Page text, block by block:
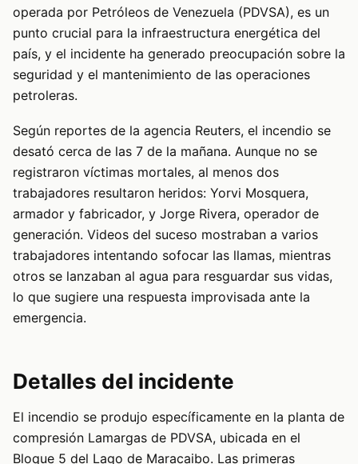
operada por Petróleos de Venezuela (PDVSA), es un
punto crucial para la infraestructura energética del
país, y el incidente ha generado preocupación sobre la
seguridad y el mantenimiento de las operaciones
petroleras.
Según reportes de la agencia Reuters, el incendio se
desató cerca de las 7 de la mañana. Aunque no se
registraron víctimas mortales, al menos dos
trabajadores resultaron heridos: Yorvi Mosquera,
armador y fabricador, y Jorge Rivera, operador de
generación. Videos del suceso mostraban a varios
trabajadores intentando sofocar las llamas, mientras
otros se lanzaban al agua para resguardar sus vidas,
lo que sugiere una respuesta improvisada ante la
emergencia.
Detalles del incidente
El incendio se produjo específicamente en la planta de
compresión Lamargas de PDVSA, ubicada en el
Bloque 5 del Lago de Maracaibo. Las primeras